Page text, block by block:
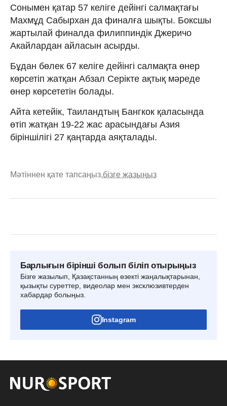
Сонымен қатар 57 келіге дейінгі салмақтағы
Махмұд Сабырхан да финалға шықты. Боксшы
жартылай финалда филиппиндік Джеричо
Акайлардан айласын асырды.
Бұдан бөлек 67 келіге дейінгі салмақта өнер
көрсетіп жатқан Абзал Серікте ақтық мәреде
өнер көрсететін болады.
Айта кетейік, Таиландтың Бангкок қаласында
өтіп жатқан 19-22 жас арасындағы Азия
біріншілігі 27 қаңтарда аяқталады.
Мәтіннен қате тапсаңыз,бізге жазыңыз
Барлығын бірінші болып біліп отырыңыз
Бізге жазылып, Қазақстанның өзекті жаңалықтарынан,
қызықты суреттер, видеолар мен эксклюзивтерден
хабардар болыңыз.
Instagram